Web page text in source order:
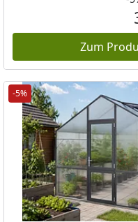
in ProzentPreis
Preis
Zum
-5%